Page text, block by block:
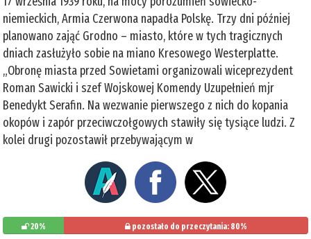
niemieckich, Armia Czerwona napadła Polskę. Trzy dni później
planowano zająć Grodno – miasto, które w tych tragicznych
dniach zasłużyło sobie na miano Kresowego Westerplatte.
„Obronę miasta przed Sowietami organizowali wiceprezydent
Roman Sawicki i szef Wojskowej Komendy Uzupełnień mjr
Benedykt Serafin. Na wezwanie pierwszego z nich do kopania
okopów i zapór przeciwczołgowych stawiły się tysiące ludzi. Z
kolei drugi pozostawił przebywającym w
20% pozostało do przeczytania: 80%